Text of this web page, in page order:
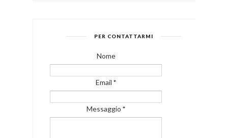
PER CONTATTARMI
Nome
Email *
Messaggio *